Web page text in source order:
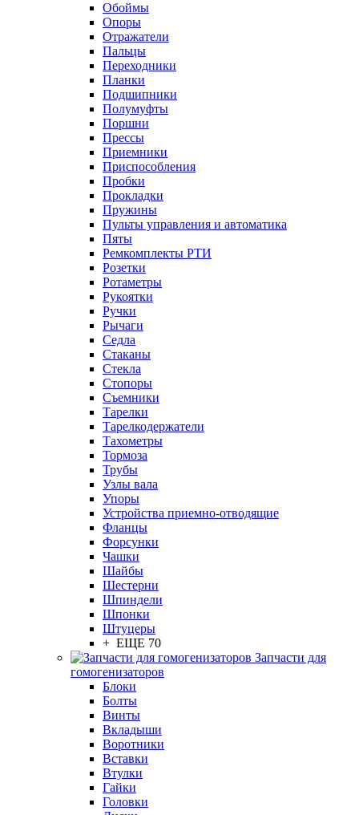
Обоймы
Опоры
Отражатели
Пальцы
Переходники
Планки
Подшипники
Полумуфты
Поршни
Прессы
Приемники
Приспособления
Пробки
Прокладки
Пружины
Пульты управления и автоматика
Пяты
Ремкомплекты РТИ
Розетки
Ротаметры
Рукоятки
Ручки
Рычаги
Седла
Стаканы
Стекла
Стопоры
Съемники
Тарелки
Тарелкодержатели
Тахометры
Тормоза
Трубы
Узлы вала
Упоры
Устройства приемно-отводящие
Фланцы
Форсунки
Чашки
Шайбы
Шестерни
Шпиндели
Шпонки
Штуцеры
+ ЕЩЕ 70
Запчасти для
гомогенизаторов
Блоки
Болты
Винты
Вкладыши
Воротники
Вставки
Втулки
Гайки
Головки